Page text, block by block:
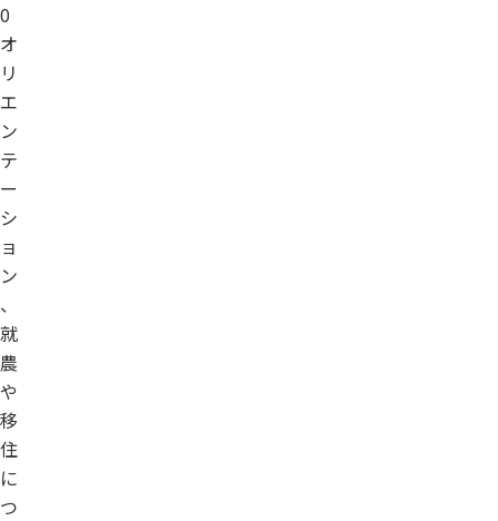
0
オ
リ
エ
ン
テ
ー
シ
ョ
ン
、
就
農
や
移
住
に
つ